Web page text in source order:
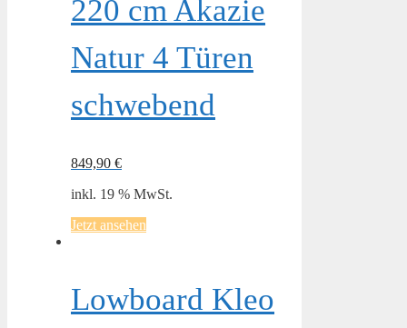
220 cm Akazie
Natur 4 Türen
schwebend
849,90 €
inkl. 19 % MwSt.
Jetzt ansehen
Lowboard Kleo